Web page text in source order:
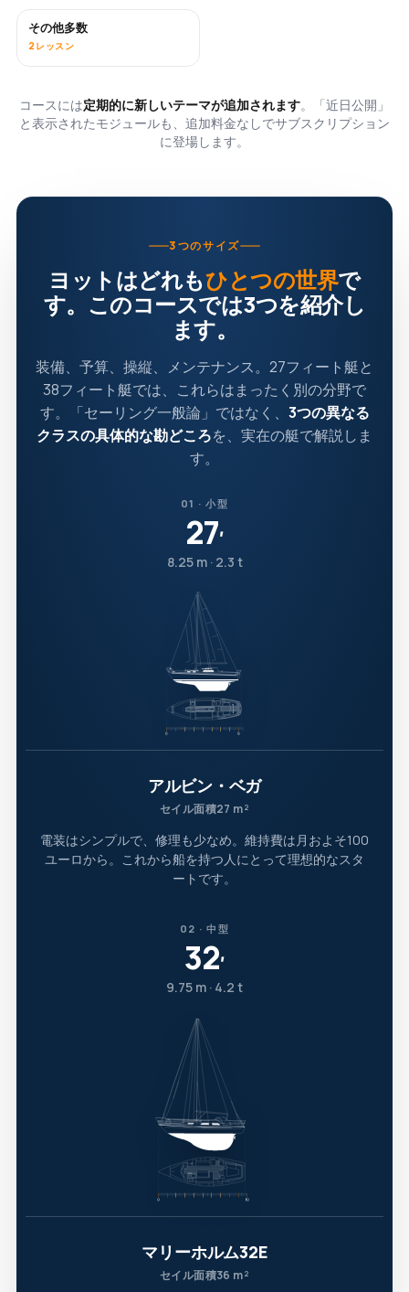
近日公開
その他多数
2レッスン
コースには定期的に新しいテーマが追加されます。「近日公開」
と表示されたモジュールも、追加料金なしでサブスクリプション
に登場します。
3つのサイズ
ヨットはどれもひとつの世界で
す。このコースでは3つを紹介し
ます。
装備、予算、操縦、メンテナンス。27フィート艇と
38フィート艇では、これらはまったく別の分野で
す。「セーリング一般論」ではなく、 3つの異なる
クラスの具体的な勘どころを、実在の艇で解説しま
す。
01 · 小型
27′
8.25 m · 2.3 t
アルビン・ベガ
セイル面積27 m²
電装はシンプルで、修理も少なめ。維持費は月およそ100
ユーロから。これから船を持つ人にとって理想的なスタ
ートです。
02 · 中型
32′
9.75 m · 4.2 t
マリーホルム32E
セイル面積36 m²